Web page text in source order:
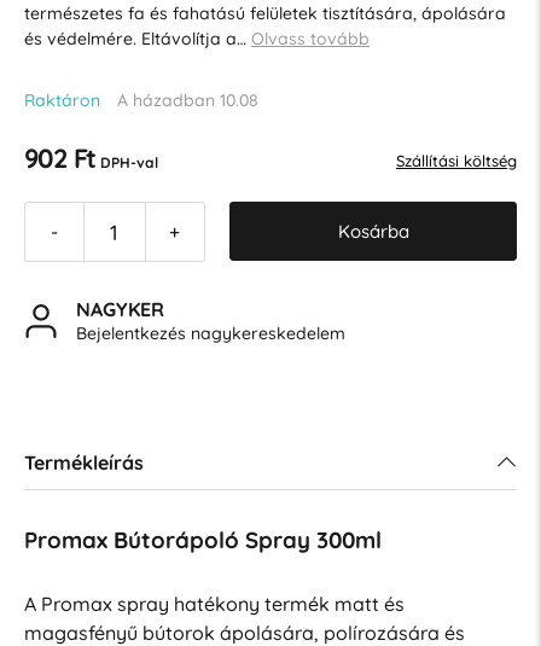
természetes fa és fahatású felületek tisztítására, ápolására
és védelmére. Eltávolítja a… Olvass tovább
Raktáron A házadban 10.08
902 Ft DPH-val Szállítási költség
- + Kosárba
NAGYKER
Bejelentkezés nagykereskedelem
Termékleírás
Promax Bútorápoló Spray 300ml
A Promax spray hatékony termék matt és
magasfényű bútorok ápolására, polírozására és